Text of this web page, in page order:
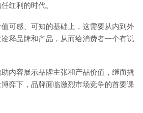
红利的时代。
可感、可知的基础上，这需要从内到外
释品牌和产品，从而给消费者一个有说
内容展示品牌主张和产品价值，继而撬
弈下，品牌面临激烈市场竞争的首要课